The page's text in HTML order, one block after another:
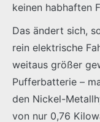
keinen habhaften
Das ändert sich,
rein elektrische
weitaus größer
Pufferbatterie –
den Nickel-
von nur 0,76